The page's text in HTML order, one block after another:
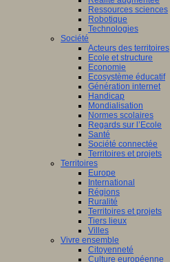
Ressources sciences
Robotique
Technologies
Société
Acteurs des territoires
Ecole et structure
Economie
Ecosystème éducatif
Génération internet
Handicap
Mondialisation
Normes scolaires
Regards sur l’Ecole
Santé
Société connectée
Territoires et projets
Territoires
Europe
International
Régions
Ruralité
Territoires et projets
Tiers lieux
Villes
Vivre ensemble
Citoyenneté
Culture européenne